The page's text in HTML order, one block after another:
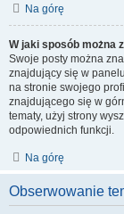
Na górę
W jaki sposób można
Swoje posty można
znajdujący się w
na stronie swojego
znajdującego się w
tematy, użyj strony
odpowiednich funkcji.
Na górę
Obserwowanie